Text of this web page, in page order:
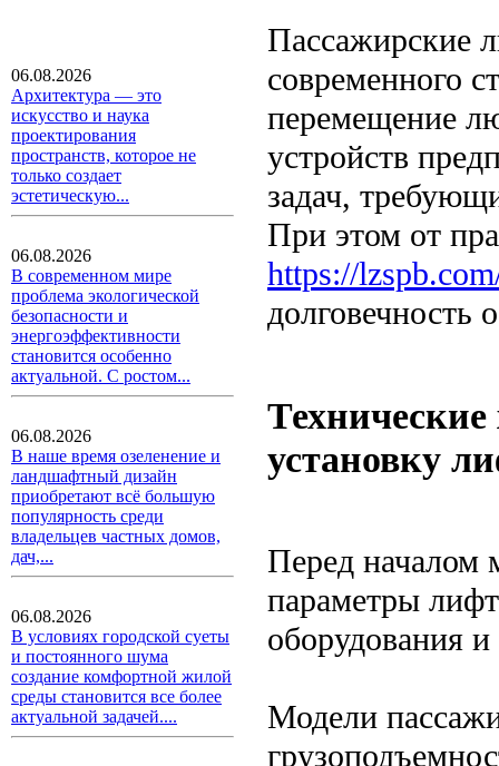
06.08.2026
Архитектура — это
искусство и наука
проектирования
пространств, которое не
только создает
эстетическую...
06.08.2026
В современном мире
проблема экологической
безопасности и
энергоэффективности
становится особенно
актуальной. С ростом...
06.08.2026
В наше время озеленение и
ландшафтный дизайн
приобретают всё большую
популярность среди
владельцев частных домов,
дач,...
06.08.2026
В условиях городской суеты
и постоянного шума
создание комфортной жилой
среды становится все более
актуальной задачей....
Пассажирские
современного
перемещение
устройств
задач,
При этом от
https://
долговечность
установку
Перед началом
параметры
оборудования
Модели